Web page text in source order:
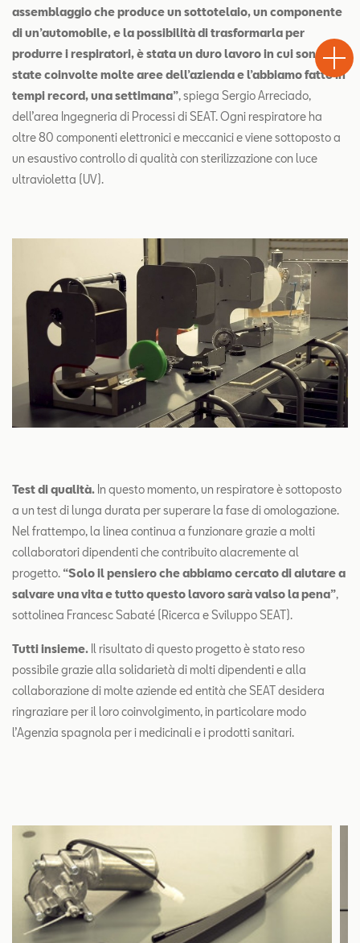
assemblaggio che produce un sottotelaio, un componente
di un’automobile, e la possibilità di trasformarla per
produrre i respiratori, è stata un duro lavoro in cui sono
state coinvolte molte aree dell’azienda e l’abbiamo fatto in
tempi record, una settimana”, spiega Sergio Arreciado,
dell’area Ingegneria di Processi di SEAT. Ogni respiratore ha
oltre 80 componenti elettronici e meccanici e viene sottoposto a
un esaustivo controllo di qualità con sterilizzazione con luce
ultravioletta (UV).
Test di qualità. In questo momento, un respiratore è sottoposto
a un test di lunga durata per superare la fase di omologazione.
Nel frattempo, la linea continua a funzionare grazie a molti
collaboratori dipendenti che contribuito alacremente al
progetto. “Solo il pensiero che abbiamo cercato di aiutare a
salvare una vita e tutto questo lavoro sarà valso la pena”,
sottolinea Francesc Sabaté (Ricerca e Sviluppo SEAT).
Tutti insieme. Il risultato di questo progetto è stato reso
possibile grazie alla solidarietà di molti dipendenti e alla
collaborazione di molte aziende ed entità che SEAT desidera
ringraziare per il loro coinvolgimento, in particolare modo
l’Agenzia spagnola per i medicinali e i prodotti sanitari.
Drive
Chiama